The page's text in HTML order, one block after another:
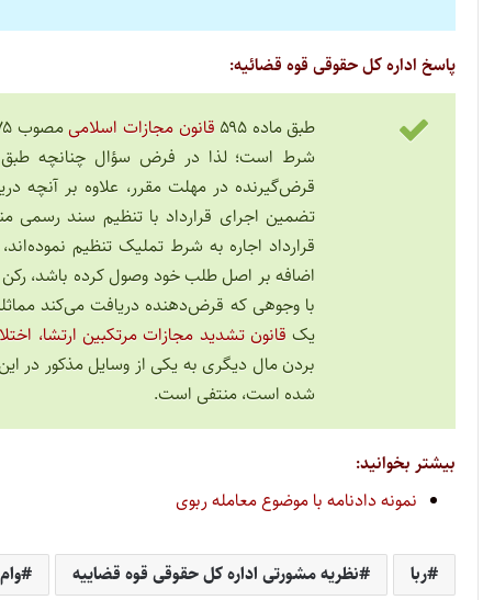
پاسخ اداره کل حقوقی قوه قضائیه:
طبق ماده ۵۹۵ قانون مجازات اسلامی
شرط است؛ لذا در فرض سؤال چنانچه
قرض‌گیرنده در مهلت مقرر، علاوه بر
تضمین اجرای قرارداد با تنظیم سند
قرارداد اجاره به شرط تملیک تنظیم
اضافه بر اصل طلب خود وصول کرده باشد،
با وجوهی که قرض‌دهنده دریافت می‌کند
یک قانون تشدید مجازات مرتکبین ارتشا،
بردن مال دیگری به یکی از وسایل مذکور در
شده است، منتفی است.
بیشتر بخوانید:
نمونه دادنامه با موضوع معامله ربوی
ربا نظریه مشورتی اداره کل حقوقی قوه قضاییه وام